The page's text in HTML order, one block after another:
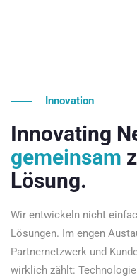
Innovation
Innovating
gemeinsam
Lösung.
Wir entwickeln nicht
Lösungen. Im engen
Partnernetzwerk und
wirklich zählt: